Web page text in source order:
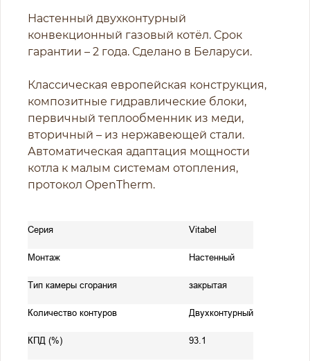
Настенный двухконтурный
конвекционный газовый котёл. Срок
гарантии – 2 года. Сделано в Беларуси.
Классическая европейская конструкция,
композитные гидравлические блоки,
первичный теплообменник из меди,
вторичный – из нержавеющей стали.
Автоматическая адаптация мощности
котла к малым системам отопления,
протокол OpenTherm.
Серия Vitabel
Монтаж Настенный
Тип камеры сгорания закрытая
Количество контуров Двухконтурный
КПД (%) 93.1